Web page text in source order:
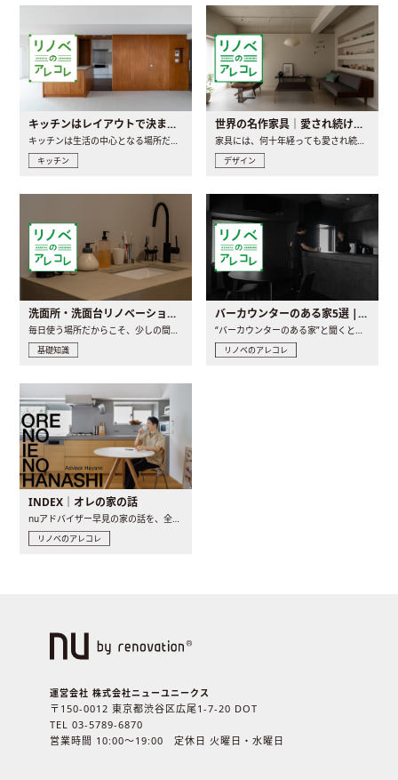
キッチンはレイアウトで決まる。後悔しないための考え方と選び方
キッチンは生活の中心となる場所だからこそ、家の中のどこに置..
キッチン
世界の名作家具｜愛され続ける理由と一生モノとの出会い方
家具には、何十年経っても愛され続ける「名作」と呼ばれるもの..
デザイン
洗面所・洗面台リノベーションの事例と間取りアイデア
毎日使う場所だからこそ、少しの間取りの工夫や素材の選び方で..
基礎知識
バーカウンターのある家5選 | 日常に馴染む“距離の近い”キッチンとは
“バーカウンターのある家”と聞くと、少し特別な、大人のための..
リノベのアレコレ
INDEX｜オレの家の話
nuアドバイザー早見の家の話を、全4話でお届け。リノベーションを..
リノベのアレコレ
運営会社 株式会社ニューユニークス
〒150-0012 東京都渋谷区広尾1-7-20 DOT
TEL 03-5789-6870
営業時間 10:00〜19:00 定休日 火曜日・水曜日